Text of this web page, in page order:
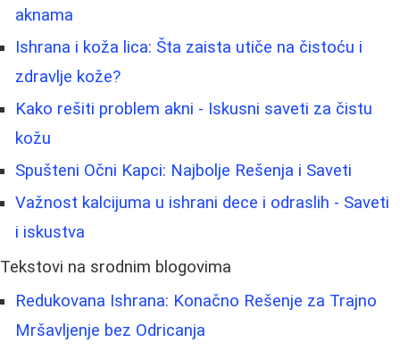
aknama
Ishrana i koža lica: Šta zaista utiče na čistoću i
zdravlje kože?
Kako rešiti problem akni - Iskusni saveti za čistu
kožu
Spušteni Očni Kapci: Najbolje Rešenja i Saveti
Važnost kalcijuma u ishrani dece i odraslih - Saveti
i iskustva
Tekstovi na srodnim blogovima
Redukovana Ishrana: Konačno Rešenje za Trajno
Mršavljenje bez Odricanja